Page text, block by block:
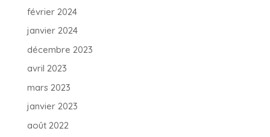
février 2024
janvier 2024
décembre 2023
avril 2023
mars 2023
janvier 2023
août 2022